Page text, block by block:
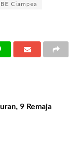
Ciampea
9 Remaja